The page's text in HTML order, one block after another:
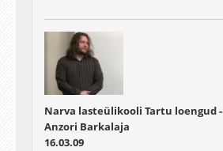
Narva lasteülikooli Tartu loengud -
Anzori Barkalaja
16.03.09